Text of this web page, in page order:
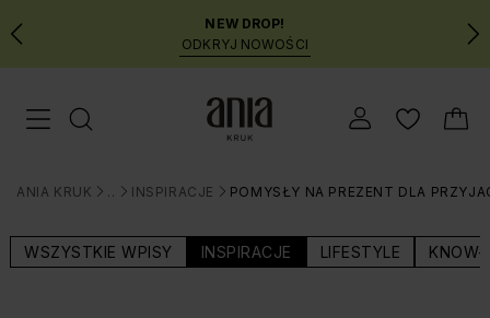
Przejdź
do
MENU
NEW DROP!
ODKRYJ NOWOŚCI
Menu mobilne
ANIA KRUK
>
BLOG
>
INSPIRACJE
>
POMYSŁY NA PREZENT DLA
WSZYSTKIE WPISY INSPIRACJE LIFESTYLE KNOW-